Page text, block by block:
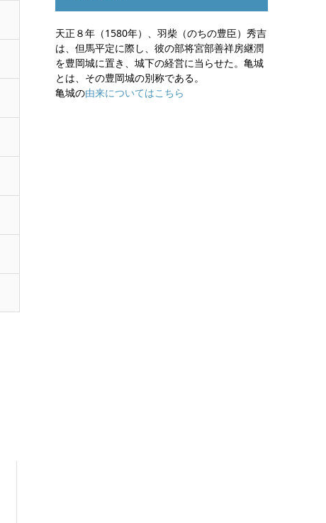
天正８年（1580年）、羽柴（のちの豊臣）秀吉
は、但馬平定に際し、彼の部将宮部善祥房継潤
を豊岡城に置き、城下の経営に当らせた。亀城
とは、その豊岡城の別称である。
亀城の由来についてはこちら